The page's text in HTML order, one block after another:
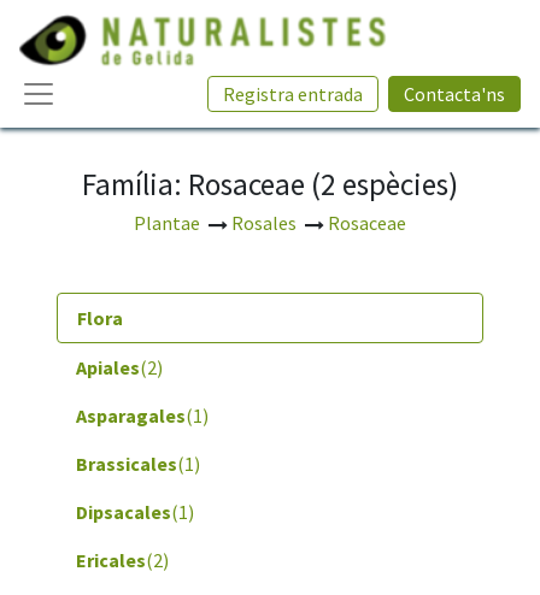
Registra entrada Contacta'ns
Família: Rosaceae (2 espècies)
Plantae Rosales Rosaceae
Flora
Apiales(2)
Asparagales(1)
Brassicales(1)
Dipsacales(1)
Ericales(2)